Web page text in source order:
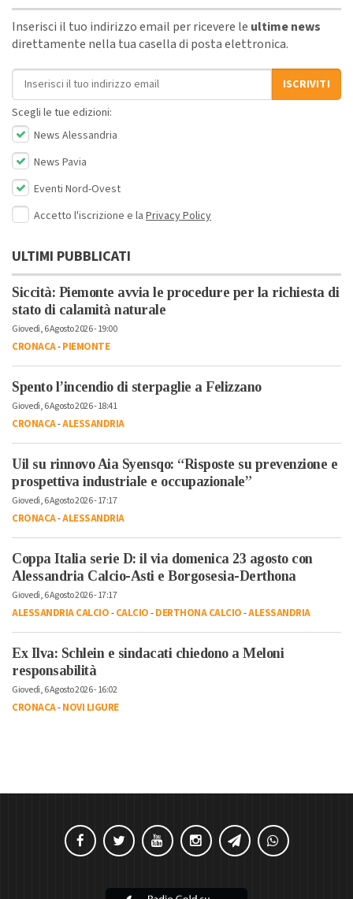
Inserisci il tuo indirizzo email per ricevere le ultime news
direttamente nella tua casella di posta elettronica.
Indirizzo email
ISCRIVITI
Scegli le tue edizioni:
News Alessandria
News Pavia
Eventi Nord-Ovest
Accetto l'iscrizione e la Privacy Policy
ULTIMI PUBBLICATI
Siccità: Piemonte avvia le procedure per la richiesta di
stato di calamità naturale
Giovedì, 6 Agosto 2026 - 19:00
CRONACA-PIEMONTE
Spento l’incendio di sterpaglie a Felizzano
Giovedì, 6 Agosto 2026 - 18:41
CRONACA-ALESSANDRIA
Uil su rinnovo Aia Syensqo: “Risposte su prevenzione e
prospettiva industriale e occupazionale”
Giovedì, 6 Agosto 2026 - 17:17
CRONACA-ALESSANDRIA
Coppa Italia serie D: il via domenica 23 agosto con
Alessandria Calcio-Asti e Borgosesia-Derthona
Giovedì, 6 Agosto 2026 - 17:17
ALESSANDRIA CALCIO-CALCIO-DERTHONA CALCIO-ALESSANDRIA
Ex Ilva: Schlein e sindacati chiedono a Meloni
responsabilità
Giovedì, 6 Agosto 2026 - 16:02
CRONACA-NOVI LIGURE